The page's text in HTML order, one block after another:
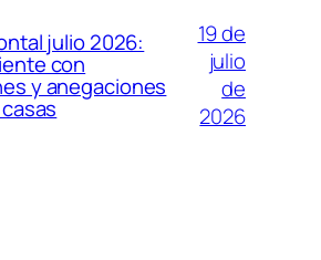
julio 2026:
con
y anegaciones
19 de
julio
de
2026